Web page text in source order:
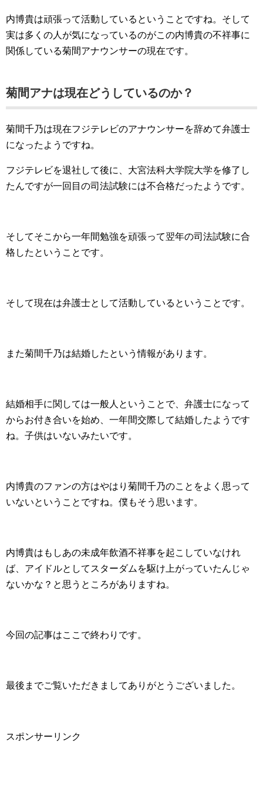
内博貴は頑張って活動しているということですね。そして
実は多くの人が気になっているのがこの内博貴の不祥事に
関係している菊間アナウンサーの現在です。
菊間アナは現在どうしているのか？
菊間千乃は現在フジテレビのアナウンサーを辞めて弁護士
になったようですね。
フジテレビを退社して後に、大宮法科大学院大学を修了し
たんですが一回目の司法試験には不合格だったようです。
そしてそこから一年間勉強を頑張って翌年の司法試験に合
格したということです。
そして現在は弁護士として活動しているということです。
また菊間千乃は結婚したという情報があります。
結婚相手に関しては一般人ということで、弁護士になって
からお付き合いを始め、一年間交際して結婚したようです
ね。子供はいないみたいです。
内博貴のファンの方はやはり菊間千乃のことをよく思って
いないということですね。僕もそう思います。
内博貴はもしあの未成年飲酒不祥事を起こしていなけれ
ば、アイドルとしてスターダムを駆け上がっていたんじゃ
ないかな？と思うところがありますね。
今回の記事はここで終わりです。
最後までご覧いただきましてありがとうございました。
スポンサーリンク